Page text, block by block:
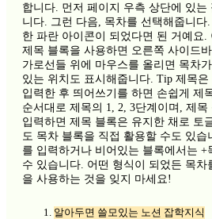
합니다. 먼저 페이지 우측 상단에 있는
니다. 그런 다음, 목차를 선택해줍니다
한 파란 아이콘이 되었다면 된 거예요.
제목 블록을 사용하면 오른쪽 사이드
가로선들 위에 마우스를 올리면 목차
있는 위치도 표시해줍니다. Tip 제목은
입력한 후 띄어쓰기를 하면 손쉽게 제
순서대로 제목의 1, 2, 3단계이며, 제
입력하면 제목 블록은 유지한 채로 토
도 목차 블록을 직접 활용할 수도 있
를 입력하거나 비어있는 블록에서는
수 있습니다. 어떤 형식이 되었든 목차
을 사용하는 것을 잊지 마세요!
알아두면 쓸모있는 노션 잡학지식